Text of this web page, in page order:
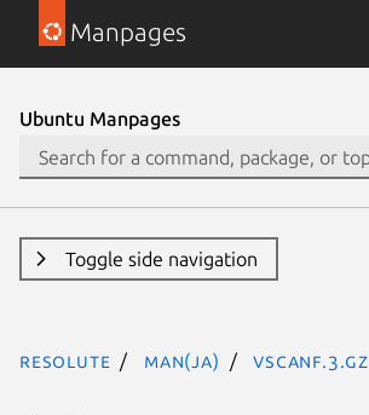
Manpages
Ubuntu Manpages
Toggle side navigation
resolute man(ja) vscanf.3.gz